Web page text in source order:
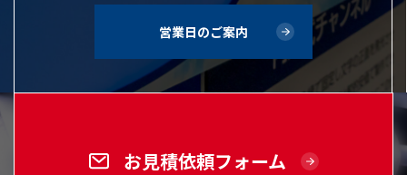
営業日のご案内
お見積依頼フォーム